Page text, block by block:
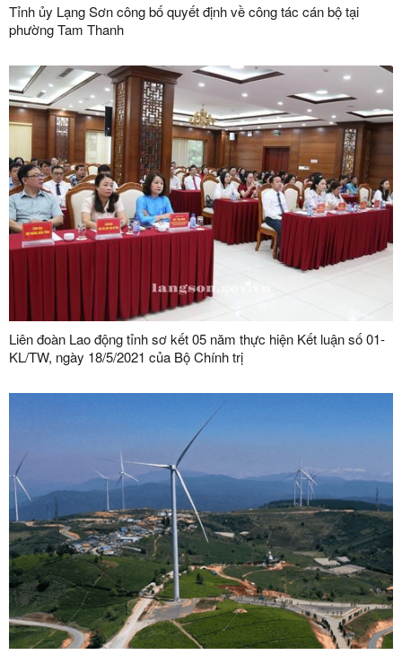
Tỉnh ủy Lạng Sơn công bố quyết định về công tác cán bộ tại
phường Tam Thanh
Liên đoàn Lao động tỉnh sơ kết 05 năm thực hiện Kết luận số 01-
KL/TW, ngày 18/5/2021 của Bộ Chính trị